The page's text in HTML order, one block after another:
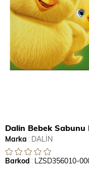
Dalin Bebek
Marka : DALİN
Barkod : LZSD356010-